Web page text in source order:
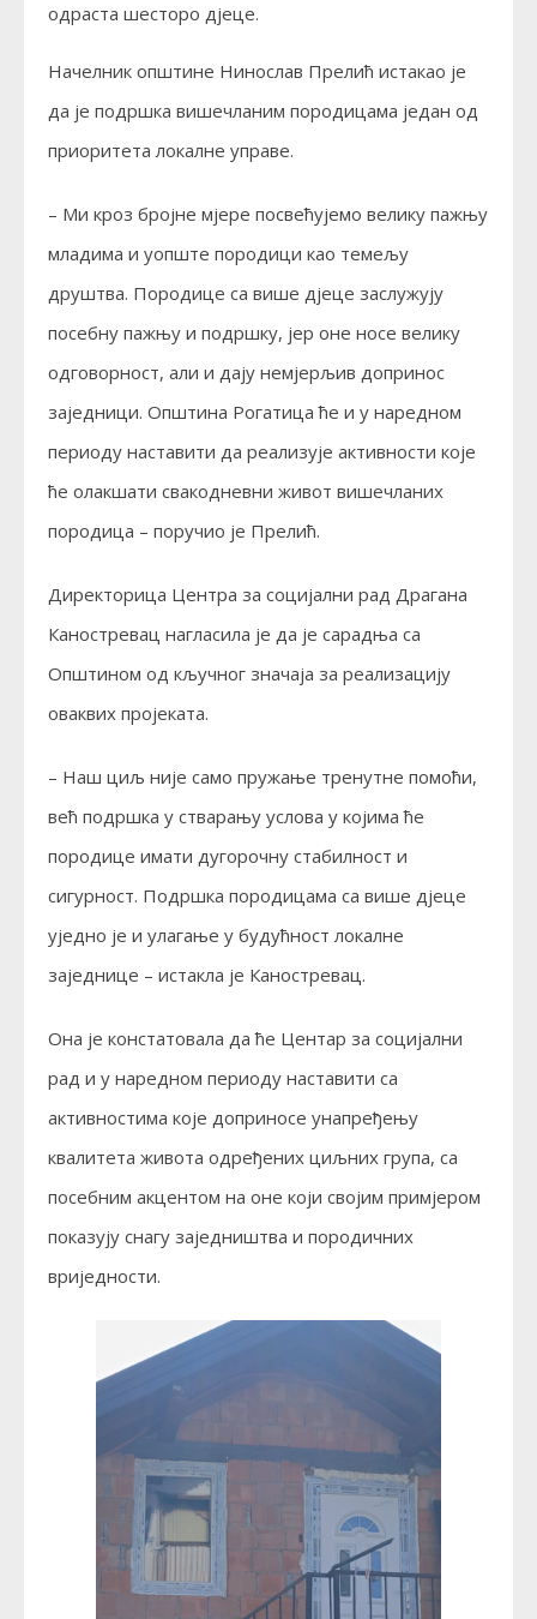
одраста шесторо дјеце.
Начелник општине Нинослав Прелић истакао је
да је подршка вишечланим породицама један од
приоритета локалне управе.
– Ми кроз бројне мјере посвећујемо велику пажњу
младима и уопште породици као темељу
друштва. Породице са више дјеце заслужују
посебну пажњу и подршку, јер оне носе велику
одговорност, али и дају немјерљив допринос
заједници. Општина Рогатица ће и у наредном
периоду наставити да реализује активности које
ће олакшати свакодневни живот вишечланих
породица – поручио је Прелић.
Директорица Центра за социјални рад Драгана
Каностревац нагласила је да је сарадња са
Општином од кључног значаја за реализацију
оваквих пројеката.
– Наш циљ није само пружање тренутне помоћи,
већ подршка у стварању услова у којима ће
породице имати дугорочну стабилност и
сигурност. Подршка породицама са више дјеце
уједно је и улагање у будућност локалне
заједнице – истакла је Каностревац.
Она је констатовала да ће Центар за социјални
рад и у наредном периоду наставити са
активностима које доприносе унапређењу
квалитета живота одређених циљних група, са
посебним акцентом на оне који својим примјером
показују снагу заједништва и породичних
вриједности.